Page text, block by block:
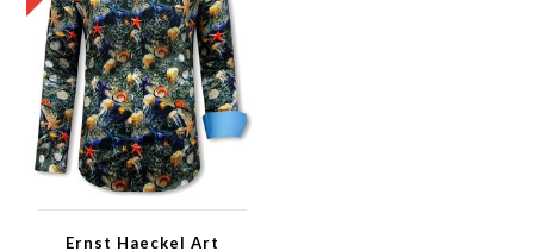
Ernst Haeckel Art